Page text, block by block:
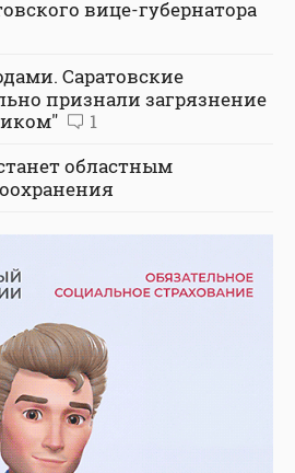
вице-губернатора
Саратовские
признали загрязнение
1
областным